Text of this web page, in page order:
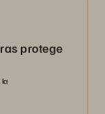
protege